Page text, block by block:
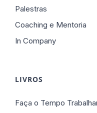
Palestras
Coaching e Mentoria
In Company
LIVROS
Faça o Tempo